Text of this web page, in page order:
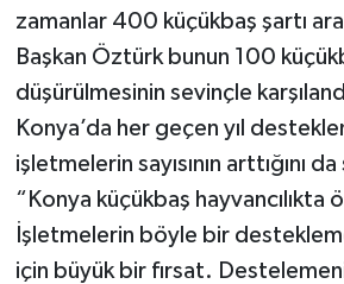
zamanlar 400 küçükbaş şartı
Başkan Öztürk bunun 100
düşürülmesinin sevinçle
Konya’da her geçen yıl
işletmelerin sayısının arttığını
“Konya küçükbaş hayvancılıkta
İşletmelerin böyle bir
için büyük bir fırsat.